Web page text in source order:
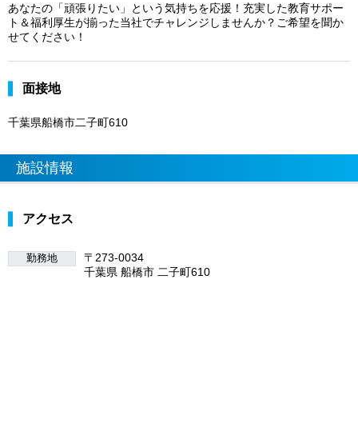
あなたの「頑張りたい」という気持ちを応援！充実した教育サポー
ト＆福利厚生が揃った当社でチャレンジしませんか？ご希望を聞か
せてください！
面接地
千葉県船橋市二子町610
施設情報
アクセス
勤務地
〒273-0034
千葉県 船橋市 二子町610